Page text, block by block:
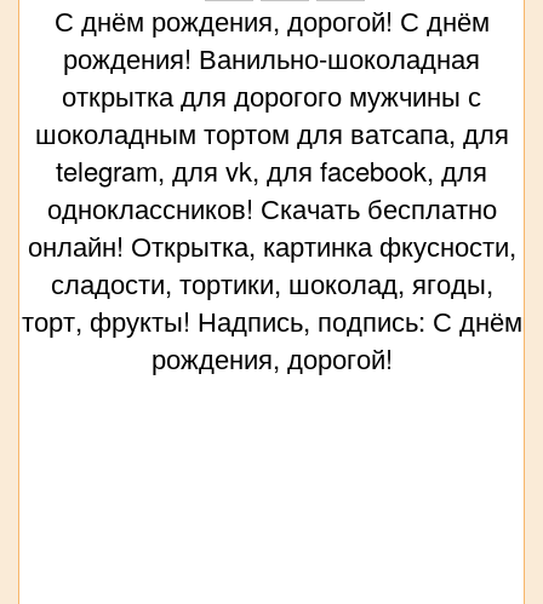
С днём рождения, дорогой! С днём
рождения! Ванильно-шоколадная
открытка для дорогого мужчины с
шоколадным тортом для ватсапа, для
telegram, для vk, для facebook, для
одноклассников! Скачать бесплатно
онлайн! Открытка, картинка фкусности,
сладости, тортики, шоколад, ягоды,
торт, фрукты! Надпись, подпись: С днём
рождения, дорогой!